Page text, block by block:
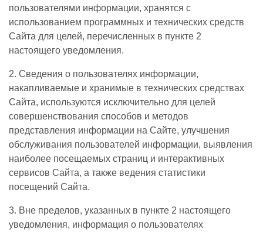
пользователями информации, хранятся с
использованием программных и технических средств
Сайта для целей, перечисленных в пункте 2
настоящего уведомления.
2. Сведения о пользователях информации,
накапливаемые и хранимые в технических средствах
Сайта, используются исключительно для целей
совершенствования способов и методов
представления информации на Сайте, улучшения
обслуживания пользователей информации, выявления
наиболее посещаемых страниц и интерактивных
сервисов Сайта, а также ведения статистики
посещений Сайта.
3. Вне пределов, указанных в пункте 2 настоящего
уведомления, информация о пользователях